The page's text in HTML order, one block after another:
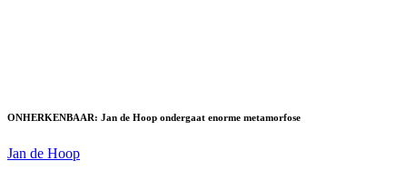
ONHERKENBAAR: Jan de Hoop ondergaat enorme metamorfose
Jan de Hoop